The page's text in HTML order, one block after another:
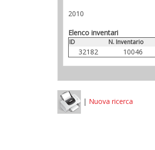
2010
Elenco inventari
ID N. Inventario
32182 10046
| Nuova ricerca